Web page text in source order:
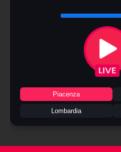
Piacenza
Lombardia